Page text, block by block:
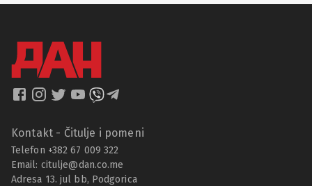
Kontakt - Čitulje i pomeni
Telefon +382 67 009 322
Email: citulje@dan.co.me
Adresa 13. jul bb, Podgorica